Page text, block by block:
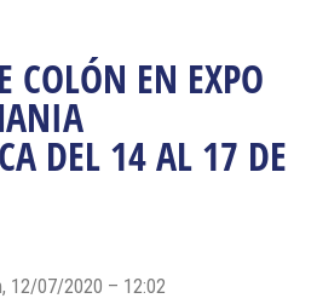
COLÓN EN EXPO
DEL 14 AL 17 DE
12/07/2020 – 12:02